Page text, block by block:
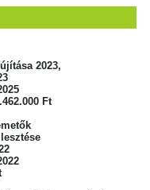
2023,
Ft